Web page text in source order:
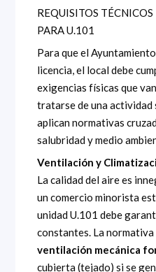
REQUISITOS
PARA U.101
Para que el
licencia, el local debe
exigencias físicas que
tratarse de una actividad
aplican normativas
salubridad y medio
Ventilación y
La calidad del aire es
un comercio minorista
unidad U.101 debe
constantes. La
ventilación mecánica
cubierta (tejado) si se